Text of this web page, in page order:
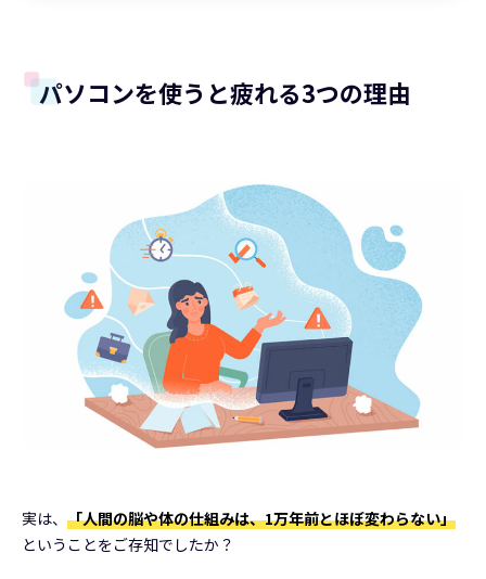
パソコンを使うと疲れる3つの理由
実は、 「人間の脳や体の仕組みは、1万年前とほぼ変わらない」
ということをご存知でしたか？